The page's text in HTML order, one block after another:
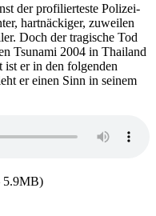
der profilierteste Polizei-
hartnäckiger, zuweilen
Doch der tragische Tod
Tsunami 2004 in Thailand
ist er in den folgenden
er einen Sinn in seinem
5.9MB)